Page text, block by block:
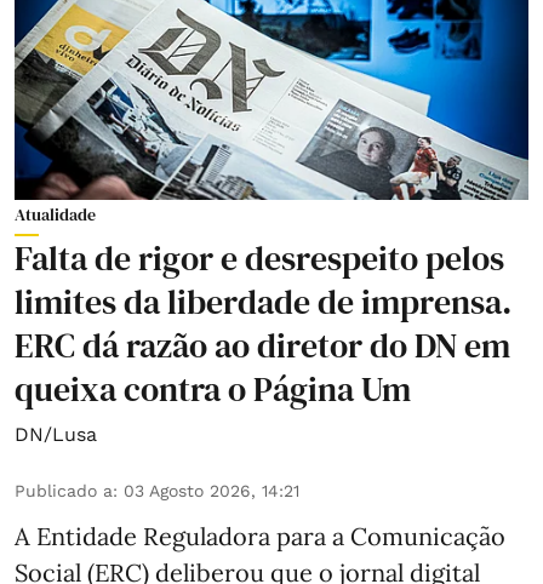
Atualidade
Falta de rigor e desrespeito pelos
limites da liberdade de imprensa.
ERC dá razão ao diretor do DN em
queixa contra o Página Um
DN/Lusa
Publicado a: 03 Agosto 2026, 14:21
A Entidade Reguladora para a Comunicação
Social (ERC) deliberou que o jornal digital